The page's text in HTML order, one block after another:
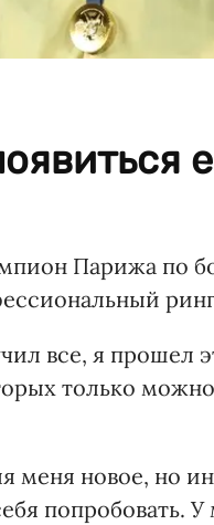
Парижа по
все, я прошел
только
новое, но
попробовать.